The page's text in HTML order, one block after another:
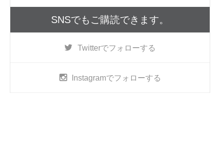
SNSでもご購読できます。
Twitterでフォローする
Instagramでフォローする